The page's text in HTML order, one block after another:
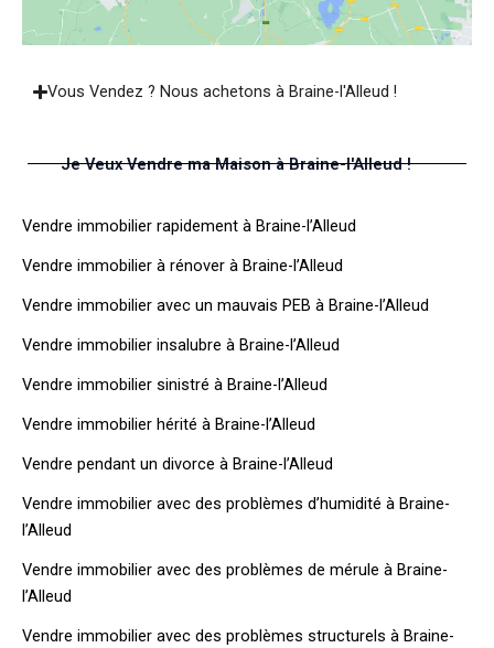
Vous Vendez ? Nous achetons à Braine-l'Alleud !
Je Veux Vendre ma Maison à Braine-l'Alleud !
Vendre immobilier rapidement à Braine-l’Alleud
Vendre immobilier à rénover à Braine-l’Alleud
Vendre immobilier avec un mauvais PEB à Braine-l’Alleud
Vendre immobilier insalubre à Braine-l’Alleud
Vendre immobilier sinistré à Braine-l’Alleud
Vendre immobilier hérité à Braine-l’Alleud
Vendre pendant un divorce à Braine-l’Alleud
Vendre immobilier avec des problèmes d’humidité à Braine-
l’Alleud
Vendre immobilier avec des problèmes de mérule à Braine-
l’Alleud
Vendre immobilier avec des problèmes structurels à Braine-